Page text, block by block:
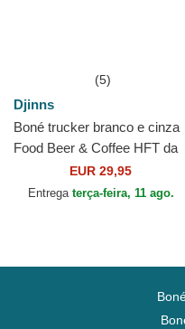
(5)
Djinns
Boné trucker branco e cinza
Food Beer & Coffee HFT da
EUR 29,95
Entrega terça-feira, 11 ago.